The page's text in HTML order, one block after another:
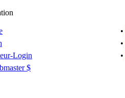
Login
$
•
•
•